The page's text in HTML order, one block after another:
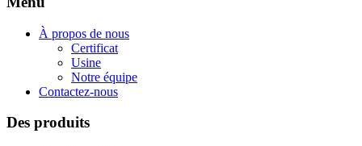
À propos de nous
Certificat
Usine
Notre équipe
Contactez-nous
Des produits